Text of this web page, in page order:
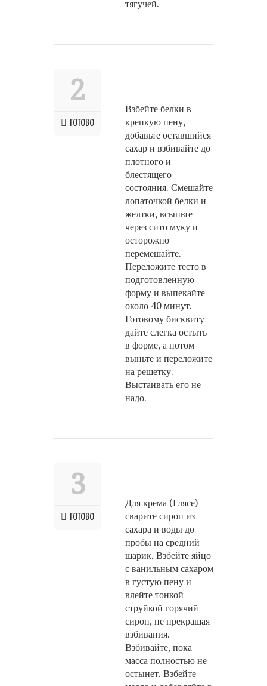
тягучей.
2
ГОТОВО
Взбейте белки в
крепкую пену,
добавьте оставшийся
сахар и взбивайте до
плотного и
блестящего
состояния. Смешайте
лопаточкой белки и
желтки, всыпьте
через сито муку и
осторожно
перемешайте.
Переложите тесто в
подготовленную
форму и выпекайте
около 40 минут.
Готовому бисквиту
дайте слегка остыть
в форме, а потом
выньте и переложите
на решетку.
Выстаивать его не
надо.
3
ГОТОВО
Для крема (Глясе)
сварите сироп из
сахара и воды до
пробы на средний
шарик. Взбейте яйцо
с ванильным сахаром
в густую пену и
влейте тонкой
струйкой горячий
сироп, не прекращая
взбивания.
Взбивайте, пока
масса полностью не
остынет. Взбейте